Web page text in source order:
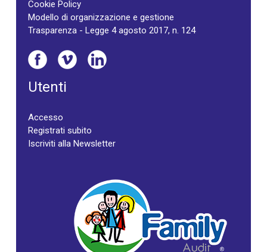
Cookie Policy
Modello di organizzazione e gestione
Trasparenza - Legge 4 agosto 2017, n. 124
Utenti
Accesso
Registrati subito
Iscriviti alla Newsletter